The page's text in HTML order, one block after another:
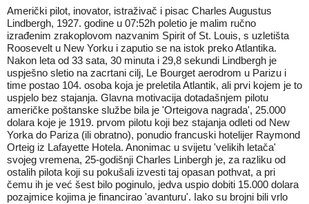
Američki pilot, inovator, istraživač i pisac Charles Augustus
Lindbergh, 1927. godine u 07:52h poletio je malim ručno
izrađenim zrakoplovom nazvanim Spirit of St. Louis, s uzletišta
Roosevelt u New Yorku i zaputio se na istok preko Atlantika.
Nakon leta od 33 sata, 30 minuta i 29,8 sekundi Lindbergh je
uspješno sletio na zacrtani cilj, Le Bourget aerodrom u Parizu i
time postao 104. osoba koja je preletila Atlantik, ali prvi kojem je to
uspjelo bez stajanja. Glavna motivacija dotadašnjem pilotu
američke poštanske službe bila je 'Orteigova nagrada', 25.000
dolara koje je 1919. prvom pilotu koji bez stajanja odleti od New
Yorka do Pariza (ili obratno), ponudio francuski hotelijer Raymond
Orteig iz Lafayette Hotela. Anonimac u svijetu 'velikih letača'
svojeg vremena, 25-godišnji Charles Linbergh je, za razliku od
ostalih pilota koji su pokušali izvesti taj opasan pothvat, a pri
čemu ih je već šest bilo poginulo, jedva uspio dobiti 15.000 dolara
pozajmice kojima je financirao 'avanturu'. Iako su brojni bili vrlo